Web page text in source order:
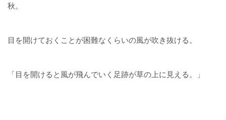
秋。
目を開けておくことが困難なくらいの風が吹き抜ける。
「目を開けると風が飛んでいく足跡が草の上に見える。」